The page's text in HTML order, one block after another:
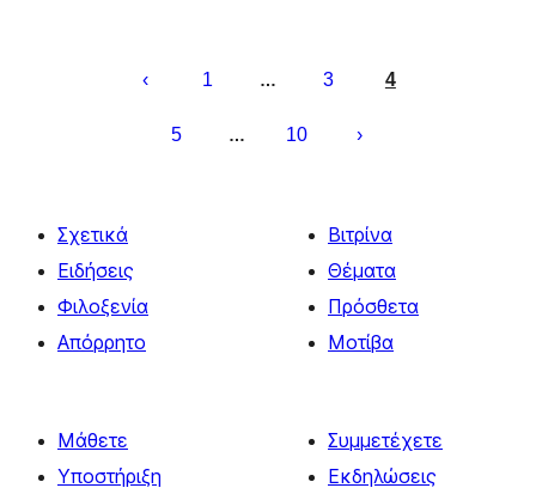
άρθρων
1 … 3 4
5 … 10
Σχετικά
Ειδήσεις
Φιλοξενία
Απόρρητο
Βιτρίνα
Θέματα
Πρόσθετα
Μοτίβα
Μάθετε
Υποστήριξη
Συμμετέχετε
Εκδηλώσεις